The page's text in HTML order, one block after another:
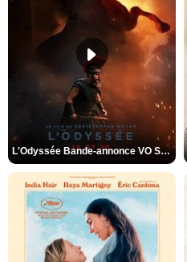
L'Odyssée Bande-annonce VO STFR